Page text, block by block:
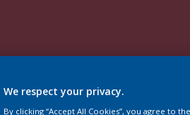
We respect your privacy.
By clicking “Accept All Cookies”, you agree to